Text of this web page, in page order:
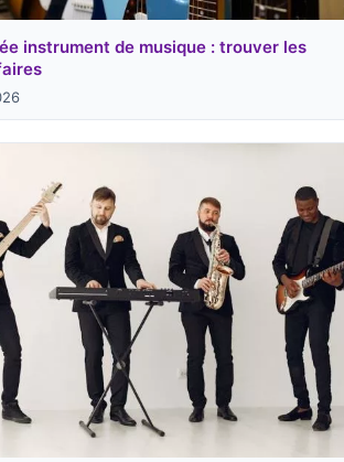
instrument de musique : trouver les